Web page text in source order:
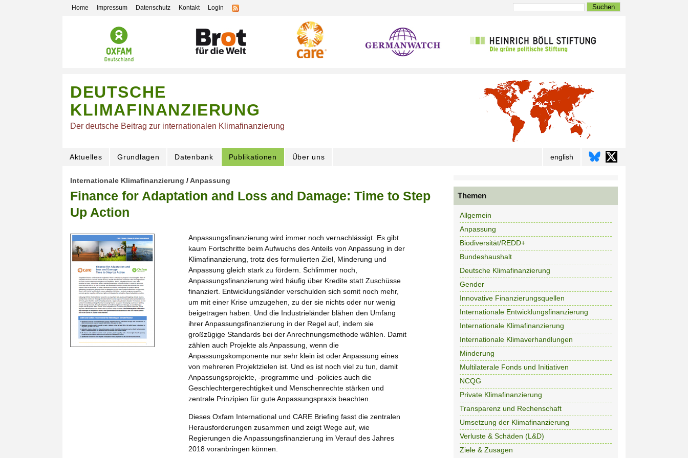
DEUTSCHE
KLIMAFINANZIERUNG
Der deutsche Beitrag zur internationalen Klimafinanzierung
Aktuelles Grundlagen Datenbank Publikationen Über uns english
Internationale Klimafinanzierung /Anpassung
Finance for Adaptation and Loss and Damage: Time to Step
Up Action
Anpassungsfinanzierung wird immer noch vernachlässigt. Es gibt
kaum Fortschritte beim Aufwuchs des Anteils von Anpassung in der
Klimafinanzierung, trotz des formulierten Ziel, Minderung und
Anpassung gleich stark zu fördern. Schlimmer noch,
Anpassungsfinanzierung wird häufig über Kredite statt Zuschüsse
finanziert. Entwicklungsländer verschulden sich somit noch mehr,
um mit einer Krise umzugehen, zu der sie nichts oder nur wenig
beigetragen haben. Und die Industrieländer blähen den Umfang
ihrer Anpassungsfinanzierung in der Regel auf, indem sie
großzügige Standards bei der Anrechnungsmethode wählen. Damit
zählen auch Projekte als Anpassung, wenn die
Anpassungskomponente nur sehr klein ist oder Anpassung eines
von mehreren Projektzielen ist. Und es ist noch viel zu tun, damit
Anpassungsprojekte, -programme und -policies auch die
Geschlechtergerechtigkeit und Menschenrechte stärken und
zentrale Prinzipien für gute Anpassungspraxis beachten.
Dieses Oxfam International und CARE Briefing fasst die zentralen
Herausforderungen zusammen und zeigt Wege auf, wie
Regierungen die Anpassungsfinanzierung im Verauf des Jahres
2018 voranbringen können.
Themen
Allgemein
Anpassung
Biodiversität/REDD+
Bundeshaushalt
Deutsche Klimafinanzierung
Gender
Innovative Finanzierungsquellen
Internationale Entwicklungsfinanzierung
Internationale Klimafinanzierung
Internationale Klimaverhandlungen
Minderung
Multilaterale Fonds und Initiativen
NCQG
Private Klimafinanzierung
Transparenz und Rechenschaft
Umsetzung der Klimafinanzierung
Verluste & Schäden (L&D)
Ziele & Zusagen
Home Impressum Datenschutz Kontakt Login Suchen